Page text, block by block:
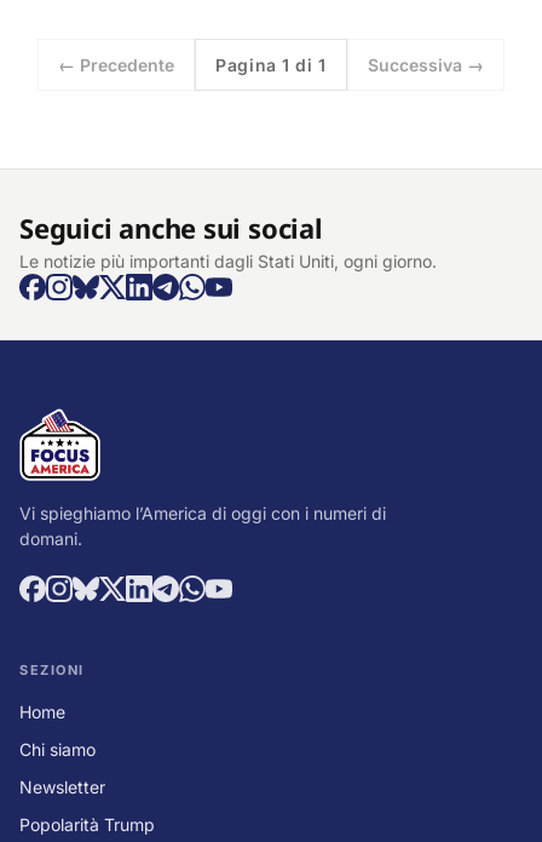
← Precedente Pagina 1 di 1 Successiva →
Seguici anche sui social
Le notizie più importanti dagli Stati Uniti, ogni giorno.
Vi spieghiamo l’America di oggi con i numeri di
domani.
SEZIONI
Home
Chi siamo
Newsletter
Popolarità Trump